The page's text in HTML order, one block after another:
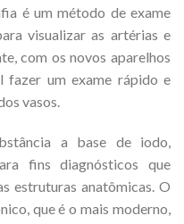
é um método de exame
visualizar as artérias e
com os novos aparelhos
fazer um exame rápido e
vasos.
a base de iodo,
fins diagnósticos que
estruturas anatômicas. O
que é o mais moderno,